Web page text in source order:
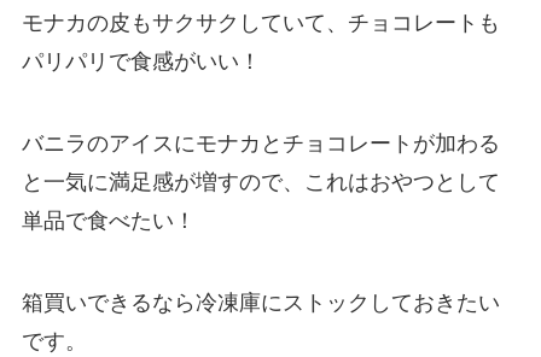
モナカの皮もサクサクしていて、チョコレートも
パリパリで食感がいい！
バニラのアイスにモナカとチョコレートが加わる
と一気に満足感が増すので、これはおやつとして
単品で食べたい！
箱買いできるなら冷凍庫にストックしておきたい
です。